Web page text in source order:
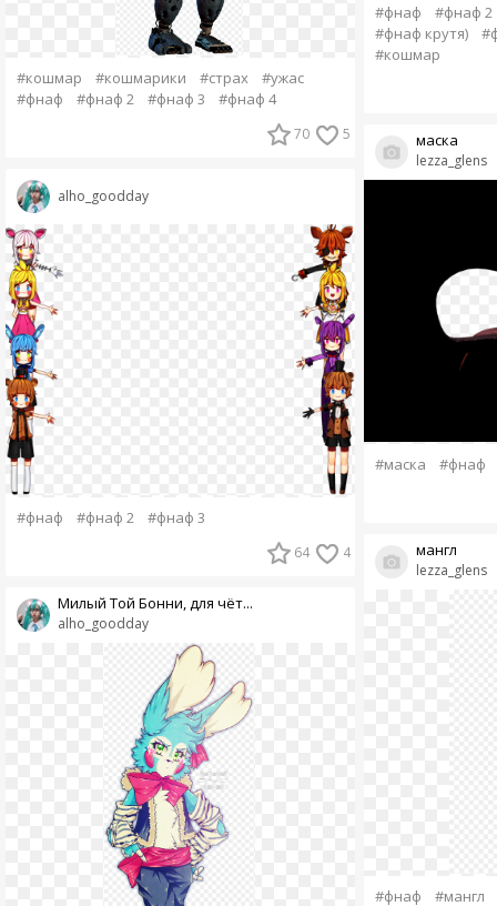
#кошмар #кошмарики #страх
#ужас
#фнаф
#фнаф 2 #фнаф 3 #фнаф 4
70 5
alho_goodday
#фнаф #фнаф 2 #фнаф 3
64 4
alho_goodday
Милый Той Бонни, для чёт...
#фнаф
#фнаф 2
#фнаф крутя)
#кошмар
lezza_glens
маска
#маска #фнаф
lezza_glens
мангл
#фнаф #мангл